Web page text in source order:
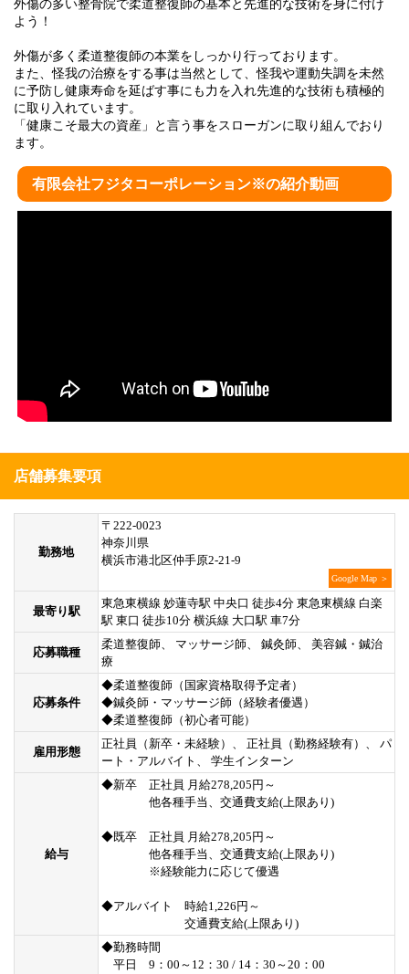
外傷の多い整骨院で柔道整復師の基本と先進的な技術を身に付け
よう！
外傷が多く柔道整復師の本業をしっかり行っております。
また、怪我の治療をする事は当然として、怪我や運動失調を未然
に予防し健康寿命を延ばす事にも力を入れ先進的な技術も積極的
に取り入れています。
「健康こそ最大の資産」と言う事をスローガンに取り組んでおり
ます。
有限会社フジタコーポレーション※の紹介動画
店舗募集要項
勤務地
〒222-0023
神奈川県
横浜市港北区仲手原2-21-9
Google Map ＞
最寄り駅
東急東横線 妙蓮寺駅 中央口 徒歩4分 東急東横線 白楽
駅 東口 徒歩10分 横浜線 大口駅 車7分
応募職種
柔道整復師、 マッサージ師、 鍼灸師、 美容鍼・鍼治
療
応募条件
◆柔道整復師（国家資格取得予定者）
◆鍼灸師・マッサージ師（経験者優遇）
◆柔道整復師（初心者可能）
雇用形態
正社員（新卒・未経験）、 正社員（勤務経験有）、 パ
ート・アルバイト、 学生インターン
給与
◆新卒 正社員 月給278,205円～
他各種手当、交通費支給(上限あり)
◆既卒 正社員 月給278,205円～
他各種手当、交通費支給(上限あり)
※経験能力に応じて優遇
◆アルバイト 時給1,226円～
交通費支給(上限あり)
◆勤務時間
平日 9：00～12：30 / 14：30～20：00